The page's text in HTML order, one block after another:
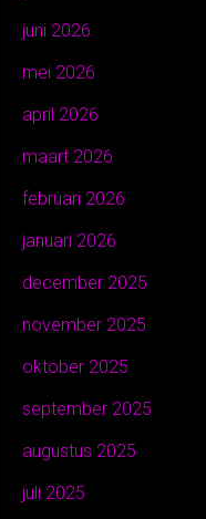
juni 2026
mei 2026
april 2026
maart 2026
februari 2026
januari 2026
december 2025
november 2025
oktober 2025
september 2025
augustus 2025
juli 2025